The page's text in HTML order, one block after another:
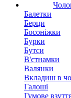
Балетки
Берци
Босоніжки
Бурки
Бутси
В'єтнамки
Валянки
Вкладиш в
Галоші
Гумове